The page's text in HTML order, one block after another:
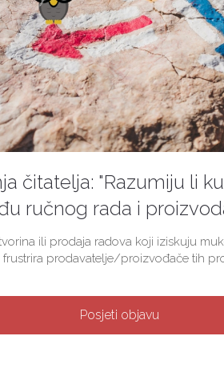
čitatelja: "Razumiju li
ručnog rada i
ili prodaja radova koji iziskuju
frustrira prodavatelje/proizvođače tih
Posjeti objavu